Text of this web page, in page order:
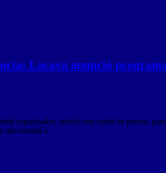
Lacava anunció
organizador, ofreció una rueda de prensa,
año reunirá a …